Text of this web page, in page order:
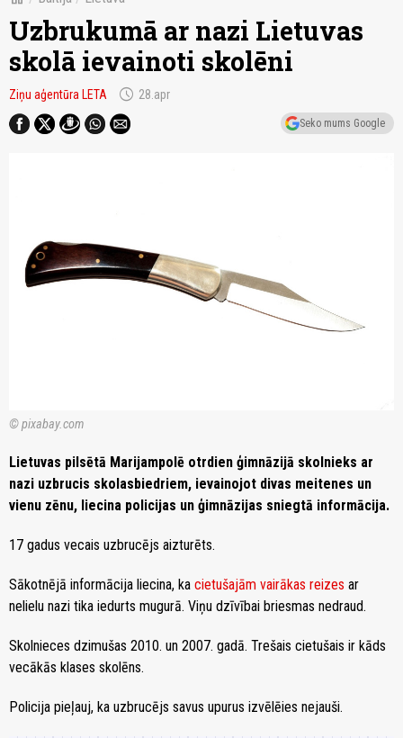
Uzbrukumā ar nazi Lietuvas
skolā ievainoti skolēni
Ziņu aģentūra LETA schedule 28.apr
Seko mums Google
© pixabay.com
Lietuvas pilsētā Marijampolē otrdien ģimnāzijā skolnieks ar
nazi uzbrucis skolasbiedriem, ievainojot divas meitenes un
vienu zēnu, liecina policijas un ģimnāzijas sniegtā informācija.
17 gadus vecais uzbrucējs aizturēts.
Sākotnējā informācija liecina, ka cietušajām vairākas reizes ar
nelielu nazi tika iedurts mugurā. Viņu dzīvībai briesmas nedraud.
Skolnieces dzimušas 2010. un 2007. gadā. Trešais cietušais ir kāds
vecākās klases skolēns.
Policija pieļauj, ka uzbrucējs savus upurus izvēlēies nejauši.